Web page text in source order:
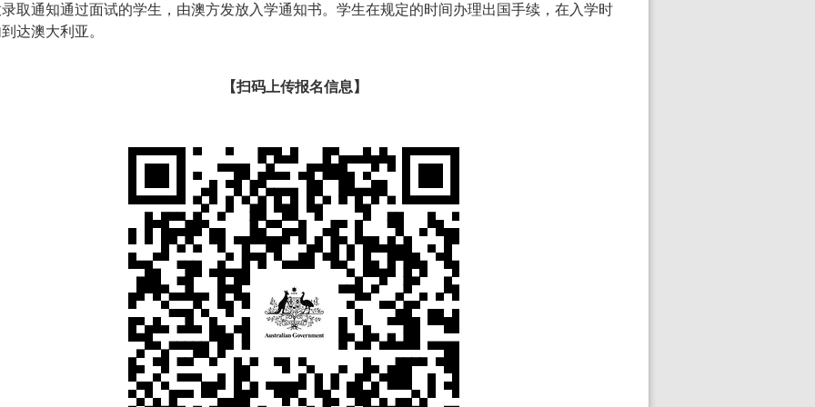
取通知通过面试的学生，由澳方发放入学通知书。学生在规定的时间办理出国手续，在入学时
达澳大利亚。
【扫码上传报名信息】